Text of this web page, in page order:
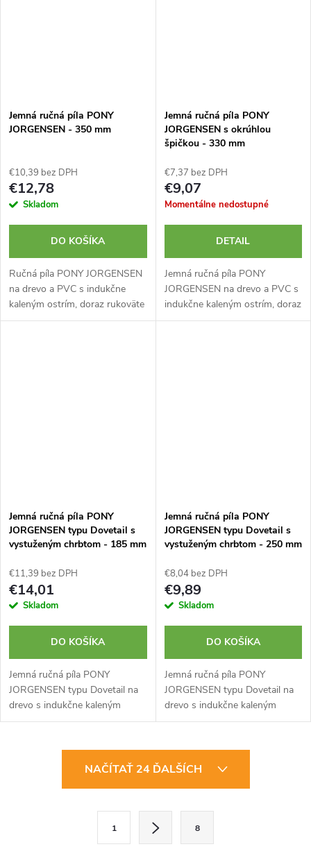
Jemná ručná píla PONY
JORGENSEN - 350 mm
€10,39 bez DPH
€12,78
Skladom
DO KOŠÍKA
Ručná píla PONY JORGENSEN
na drevo a PVC s indukčne
kaleným ostrím, doraz rukoväte
v uhle 45° a 90° pre orientáciu
Jemná ručná píla PONY
JORGENSEN s okrúhlou
špičkou - 330 mm
€7,37 bez DPH
€9,07
Momentálne nedostupné
DETAIL
Jemná ručná píla PONY
JORGENSEN na drevo a PVC s
indukčne kaleným ostrím, doraz
rukoväte v uhle 45° a 90° pre
Jemná ručná píla PONY
JORGENSEN typu Dovetail s
vystuženým chrbtom - 185 mm
€11,39 bez DPH
€14,01
Skladom
DO KOŠÍKA
Jemná ručná píla PONY
JORGENSEN typu Dovetail na
drevo s indukčne kaleným
ostrím, doraz rukoväte v uhle
Zuby majú obojstranný výbrus
Jemná ručná píla PONY
JORGENSEN typu Dovetail s
vystuženým chrbtom - 250 mm
€8,04 bez DPH
€9,89
Skladom
DO KOŠÍKA
Jemná ručná píla PONY
JORGENSEN typu Dovetail na
drevo s indukčne kaleným
ostrím, doraz rukoväte v uhle
Zuby majú dvojstranný výbrus
ostria...
NAČÍTAŤ 24 ĎALŠÍCH
1 8